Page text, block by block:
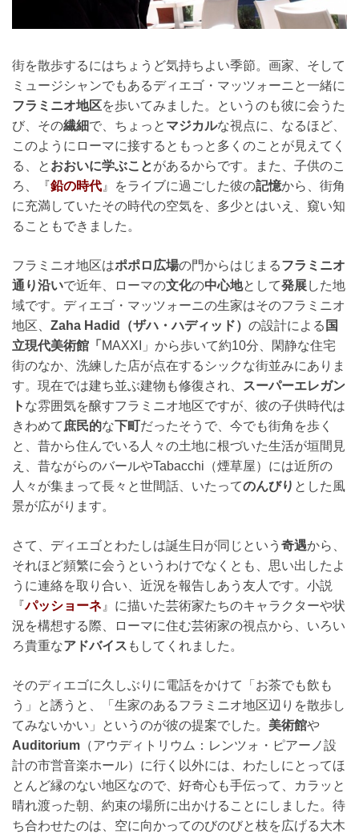
街を散歩するにはちょうど気持ちよい季節。画家、そして
ミュージシャンでもあるディエゴ・マッツォーニと一緒に
フラミニオ地区を歩いてみました。というのも彼に会うた
び、その繊細で、ちょっと マジカルな視点に、なるほど、
このようにローマに接するともっと多くのことが見えてく
る、と おおいに学ぶことがあるからです。また、子供のこ
ろ、『鉛の時代 』をライブに過ごした彼の記憶から、街角
に充満していたその時代の空気を、多少とはいえ、窺い知
ることもできました。
フラミニオ地区はポポロ広場の門からはじまるフラミニオ
通り沿いで近年、ローマの文化の中心地として発展した地
域です。ディエゴ・マッツォーニの生家はそのフラミニオ
地区、 Zaha Hadid（ザハ・ハディッド） の設計による 国
立現代美術館「 MAXXI」から歩いて約10分、閑静な住宅
街のなか、洗練した店が点在するシックな街並みにありま
す。現在では建ち並ぶ建物も修復され、
スーパーエレガン
ト な雰囲気を醸すフラミニオ地区ですが、彼の子供時代は
きわめて 庶民的な下町だったそうで、今でも街角を歩く
と、昔から住んでいる人々の土地に根づいた生活が垣間見
え、昔ながらのバールやTabacchi（煙草屋）には近所の
人々が集まって長々と世間話、いたってのんびり とした風
景が広がります。
さて、ディエゴとわたしは誕生日が同じという 奇遇から、
それほど頻繁に会うというわけでなくとも、思い出したよ
うに連絡を取り合い、近況を報告しあう友人です。小説
『パッショーネ 』に描いた芸術家たちのキャラクターや状
況を構想する際、ローマに住む芸術家の視点から、いろい
ろ貴重なアドバイス もしてくれました。
そのディエゴに久しぶりに電話をかけて「お茶でも飲も
う」と誘うと、「生家のあるフラミニオ地区辺りを散歩し
てみないかい」というのが彼の提案でした。 美術館や
Auditorium （アウディトリウム：レンツォ・ピアーノ設
計の市営音楽ホール）に行く以外には、わたしにとってほ
とんど縁のない地区なので、好奇心も手伝って、カラッと
晴れ渡った朝、約束の場所に出かけることにしました。待
ち合わせたのは、空に向かってのびのびと枝を広げる大木